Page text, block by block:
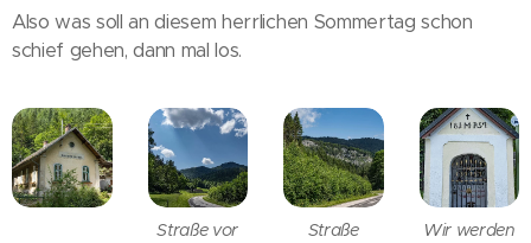
Also was soll an diesem herrlichen Sommertag schon
schief gehen, dann mal los.
Straße vor
Straße
Wir werden